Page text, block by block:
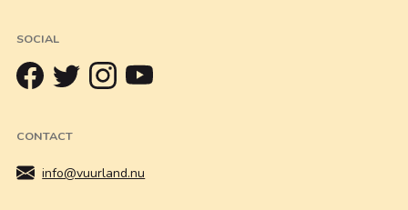
SOCIAL
CONTACT
info@vuurland.nu